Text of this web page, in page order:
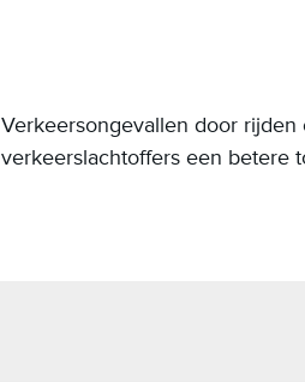
Verkeersongevallen door
verkeerslachtoffers een betere